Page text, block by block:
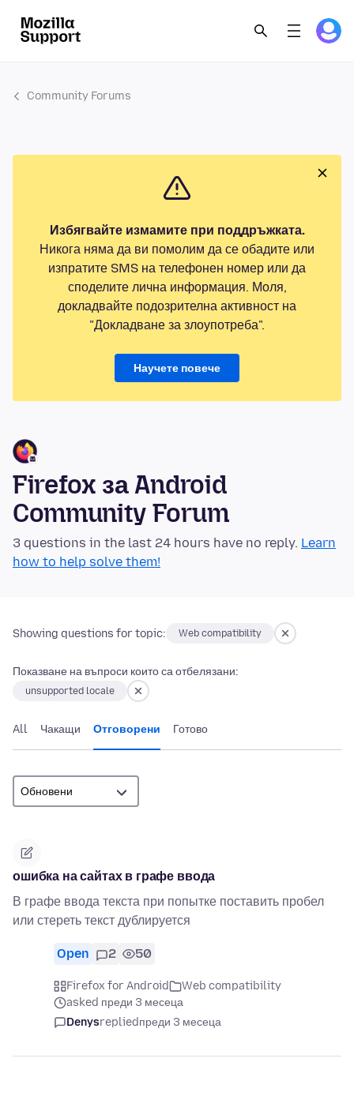
Community Forums
Избягвайте измамите при поддръжката.
Никога няма да ви помолим да се обадите или
изпратите SMS на телефонен номер или да
споделите лична информация. Моля,
докладвайте подозрителна активност на
"Докладване за злоупотреба".
Научете повече
Firefox за Android
Community Forum
3 questions in the last 24 hours have no reply. Learn
how to help solve them!
Showing questions for topic: Web compatibility
Показване на въпроси които са отбелязани:
unsupported locale
All Чакащи Отговорени Готово
ошибка на сайтах в графе ввода
В графе ввода текста при попытке поставить пробел
или стереть текст дублируется
Open 2 50
Firefox for Android
Web compatibility
asked преди 3 месеца
Denysrepliedпреди 3 месеца